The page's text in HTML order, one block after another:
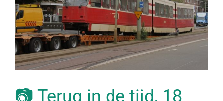
📷 Terug in de tijd, 18